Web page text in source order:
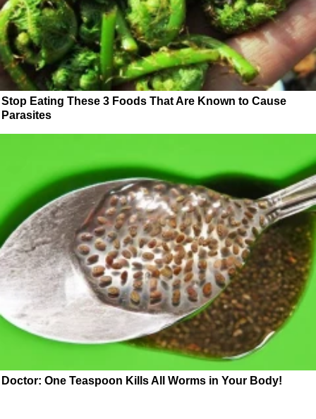
Stop Eating These 3 Foods That Are Known to Cause
Parasites
Doctor: One Teaspoon Kills All Worms in Your Body!